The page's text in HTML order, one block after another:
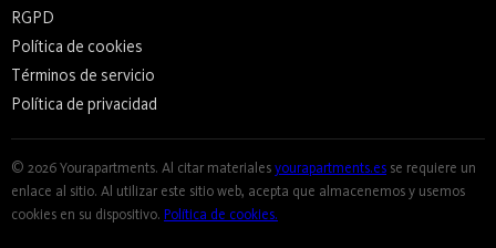
RGPD
Política de cookies
Términos de servicio
Política de privacidad
© 2026 Yourapartments. Al citar materiales yourapartments.es se requiere un
enlace al sitio. Al utilizar este sitio web, acepta que almacenemos y usemos
cookies en su dispositivo. Política de cookies.